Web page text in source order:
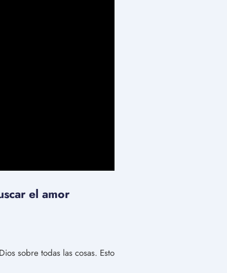
el amor
sobre todas las cosas. Esto